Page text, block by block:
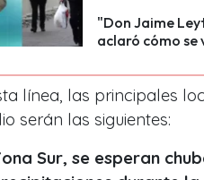
"Don Jaime
aclaró cómo
línea, las principales
serán las siguientes:
Sur, se esperan